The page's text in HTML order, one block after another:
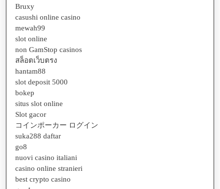
Bruxy
casushi online casino
mewah99
slot online
non GamStop casinos
สล็อตเว็บตรง
hantam88
slot deposit 5000
bokep
situs slot online
Slot gacor
コインポーカー ログイン
suka288 daftar
go8
nuovi casino italiani
casino online stranieri
best crypto casino